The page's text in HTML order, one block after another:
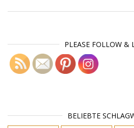
PLEASE FOLLOW &
BELIEBTE